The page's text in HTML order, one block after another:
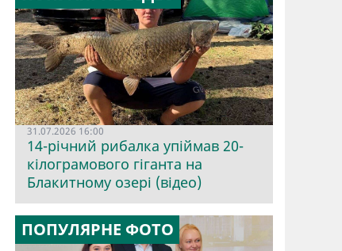
31.07.2026 16:00
14-річний рибалка упіймав 20-
кілограмового гіганта на
Блакитному озері (відео)
ПОПУЛЯРНЕ ФОТО